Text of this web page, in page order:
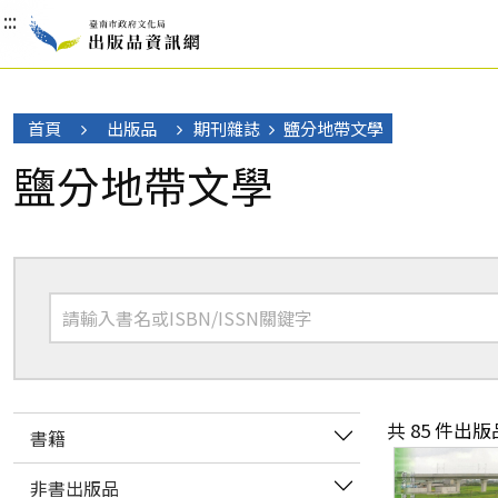
:::
:::
:::
首頁 出版品 期刊雜誌 鹽分地帶文學
鹽分地帶文學
書籍
非書出版品
共 85 件出版